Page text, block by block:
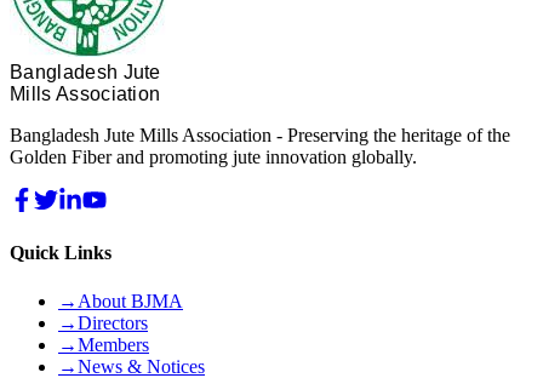
Bangladesh Jute
Mills Association
Bangladesh Jute Mills Association - Preserving the heritage of the
Golden Fiber and promoting jute innovation globally.
Quick Links
→ About BJMA
→Directors
→Members
→News & Notices